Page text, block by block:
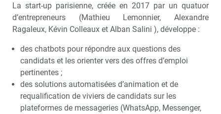
La start-up parisienne, créée en 2017 par un quatuor
d’entrepreneurs (Mathieu Lemonnier, Alexandre
Ragaleux, Kévin Colleaux et Alban Salini ), développe :
des chatbots pour répondre aux questions des
candidats et les orienter vers des offres d’emploi
pertinentes ;
des solutions automatisées d’animation et de
requalification de viviers de candidats sur les
plateformes de messageries (WhatsApp, Messenger,